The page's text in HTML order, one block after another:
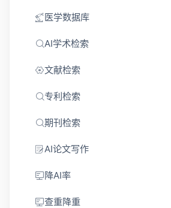
医学数据库
AI学术检索
文献检索
专利检索
期刊检索
AI论文写作
降AI率
查重降重